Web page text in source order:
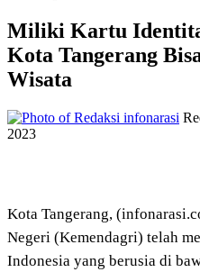
Miliki Kartu
Kota Tangerang
Wisata
2023
Kota Tangerang,
Negeri (Kemendagri) telah
Indonesia yang berusia di